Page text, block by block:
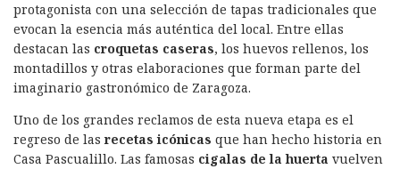
protagonista con una selección de tapas tradicionales que
evocan la esencia más auténtica del local. Entre ellas
destacan las croquetas caseras, los huevos rellenos, los
montadillos y otras elaboraciones que forman parte del
imaginario gastronómico de Zaragoza.
Uno de los grandes reclamos de esta nueva etapa es el
regreso de las recetas icónicas que han hecho historia en
Casa Pascualillo. Las famosas cigalas de la huerta vuelven